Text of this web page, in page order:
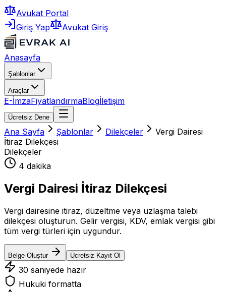
Avukat Portal
Giriş Yap
Avukat Giriş
Anasayfa
Şablonlar
Araçlar
E-İmzaFiyatlandırmaBlogİletişim
Ücretsiz Dene
Ana Sayfa Şablonlar Dilekçeler
Vergi Dairesi
İtiraz Dilekçesi
Dilekçeler
4 dakika
Vergi Dairesi İtiraz Dilekçesi
Vergi dairesine itiraz, düzeltme veya uzlaşma talebi
dilekçesi oluşturun. Gelir vergisi, KDV, emlak vergisi gibi
tüm vergi türleri için uygundur.
Belge Oluştur Ücretsiz Kayıt Ol
30 saniyede hazır
Hukuki formatta